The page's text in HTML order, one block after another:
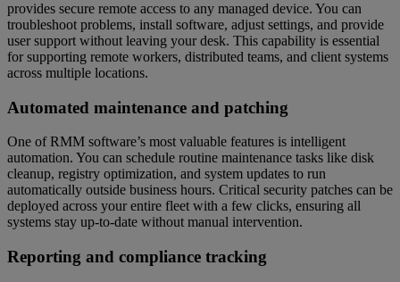
provides secure remote access to any managed device. You can
troubleshoot problems, install software, adjust settings, and provide
user support without leaving your desk. This capability is essential
for supporting remote workers, distributed teams, and client systems
across multiple locations.
Automated maintenance and patching
One of RMM software’s most valuable features is intelligent
automation. You can schedule routine maintenance tasks like disk
cleanup, registry optimization, and system updates to run
automatically outside business hours. Critical security patches can be
deployed across your entire fleet with a few clicks, ensuring all
systems stay up-to-date without manual intervention.
Reporting and compliance tracking